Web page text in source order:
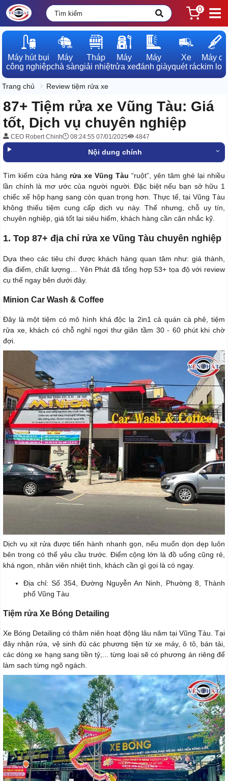
0
Máy hút bụi
công nghiệp
Máy
chà sàn
Tháp
giải nhiệt
Máy
rửa xe
Máy
đánh giày
Xe
quét rác
Máy dò
kim loại
Trang chủ Review tiệm rửa xe
87+ Tiệm rửa xe Vũng Tàu: Giá
tốt, Dịch vụ chuyên nghiệp
CEO Robert Chinh 08:24:55 07/01/2025 4847
Nội dung chính
Tìm kiếm cửa hàng rửa xe Vũng Tàu “ruột”, yên tâm ghé lại nhiều
lần chính là mơ ước của người người. Đặc biệt nếu bạn sở hữu 1
chiếc xế hộp hạng sang còn quan trọng hơn. Thực tế, tại Vũng Tàu
không thiếu tiệm cung cấp dịch vụ này. Thế nhưng, chỗ uy tín,
chuyên nghiệp, giá tốt lại siêu hiếm, khách hàng cần cân nhắc kỹ.
1. Top 87+ địa chỉ rửa xe Vũng Tàu chuyên nghiệp
Dựa theo các tiêu chí được khách hàng quan tâm như: giá thành,
địa điểm, chất lượng… Yên Phát đã tổng hợp 53+ tọa độ với review
cụ thể ngay bên dưới đây.
Minion Car Wash & Coffee
Đây là một tiệm có mô hình khá độc lạ 2in1 cả quán cà phê, tiệm
rửa xe, khách có chỗ nghỉ ngơi thư giãn tầm 30 - 60 phút khi chờ
đợi.
Dịch vụ xịt rửa được tiến hành nhanh gọn, nếu muốn dọn dẹp luôn
bên trong có thể yêu cầu trước. Điểm cộng lớn là đồ uống cũng rẻ,
khá ngon, nhân viên nhiệt tình, khách cần gì gọi là có ngay.
Địa chỉ: Số 354, Đường Nguyễn An Ninh, Phường 8, Thành
phố Vũng Tàu
Tiệm rửa Xe Bóng Detailing
Xe Bóng Detailing có thâm niên hoạt động lâu năm tại Vũng Tàu. Tại
đây nhận rửa, vệ sinh đủ các phương tiện từ xe máy, ô tô, bán tải,
các dòng xe hạng sang tiền tỷ,... từng loại sẽ có phương án riêng để
làm sạch từng ngõ ngách.